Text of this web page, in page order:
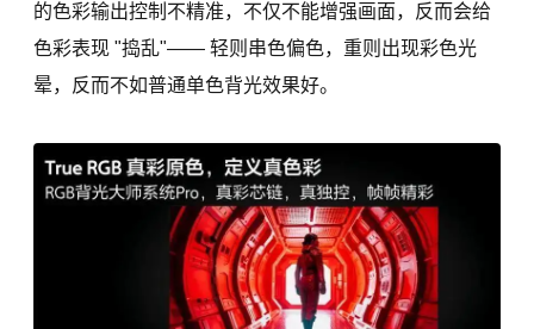
的色彩输出控制不精准，不仅不能增强画面，反而会给
色彩表现 "捣乱"—— 轻则串色偏色，重则出现彩色光
晕，反而不如普通单色背光效果好。